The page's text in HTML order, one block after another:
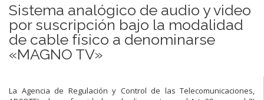
Sistema analógico de audio y video
por suscripción bajo la modalidad
de cable físico a denominarse
«MAGNO TV»
La Agencia de Regulación y Control de las Telecomunicaciones,